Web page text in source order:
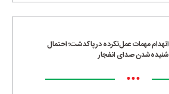
انهدام مهمات عمل‌نکرده در پاکدشت؛ احتمال
شنیده‌شدن صدای انفجار
•••